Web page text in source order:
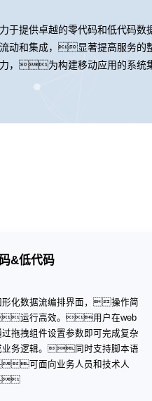
力于提供卓越的零代码和低代
动和集成，显著提高服务
力，为构建移动应用的系
&低代码
形化数据流编排界面，操作简
运行高效。用户在web
过拖拽组件设置参数即可完成复杂
业务逻辑。同时支持脚本语
可面向业务人员和技术人